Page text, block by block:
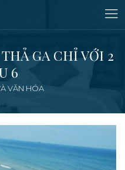
GA CHỈ VỚI 2
6
VĂN HÓA